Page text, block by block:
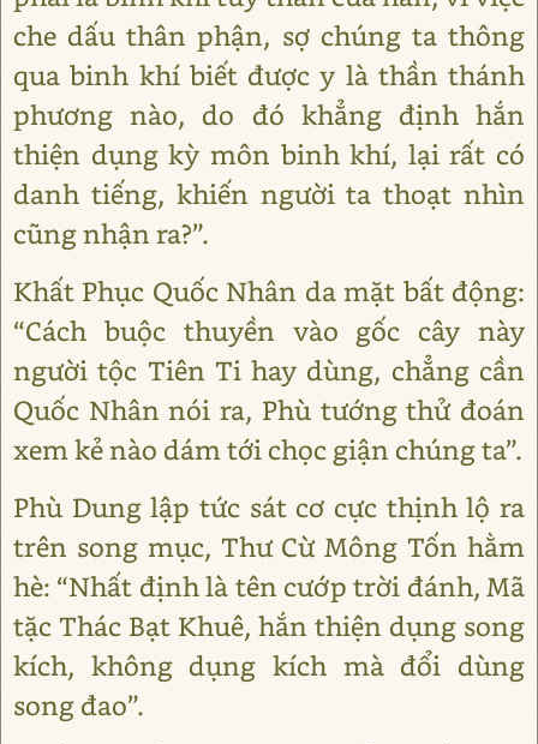
che dấu thân phận, sợ chúng ta thông
qua binh khí biết được y là thần thánh
phương nào, do đó khẳng định hắn
thiện dụng kỳ môn binh khí, lại rất có
danh tiếng, khiến người ta thoạt nhìn
cũng nhận ra?”.
Khất Phục Quốc Nhân da mặt bất động:
“Cách buộc thuyền vào gốc cây này
người tộc Tiên Ti hay dùng, chẳng cần
Quốc Nhân nói ra, Phù tướng thử đoán
xem kẻ nào dám tới chọc giận chúng ta”.
Phù Dung lập tức sát cơ cực thịnh lộ ra
trên song mục, Thư Cừ Mông Tốn hằm
hè: “Nhất định là tên cướp trời đánh, Mã
tặc Thác Bạt Khuê, hắn thiện dụng song
kích, không dụng kích mà đổi dùng
song đao”.